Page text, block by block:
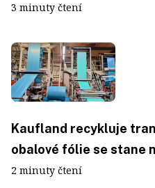
3 minuty čtení
Kaufland recykluje
obalové fólie se stane
2 minuty čtení